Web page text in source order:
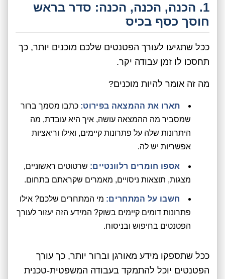
1. הכנה, הכנה, הכנה: סדר בראש
חוסך כסף בכיס
ככל שתגיעו לעורך הפטנטים שלכם מוכנים יותר, כך
תחסכו לו זמן עבודה יקר.
מה זה אומר להיות מוכנים?
תארו את ההמצאה בפירוט: כתבו מסמך ברור
שמסביר מה ההמצאה עושה, איך היא עובדת, מה
היתרונות שלה על פתרונות קיימים, ואילו וריאציות
אפשריות יש לה.
אספו חומרים רלוונטיים: שרטוטים ראשוניים,
מצגות, תוצאות ניסויים, מאמרים שקראתם בתחום.
חשבו על המתחרים: מי המתחרים שלכם? אילו
פתרונות דומים קיימים בשוק? המידע הזה יעזור לעורך
הפטנטים בחיפוש ובניסוח.
ככל שתספקו מידע מאורגן וברור יותר, כך עורך
הפטנטים יוכל להתמקד בעבודה המשפטית-טכנית